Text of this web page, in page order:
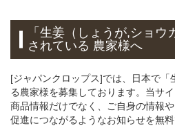
「生姜（しょうが,ショウ
されている 農家様へ
[ジャパンクロップス]では、日本で
る農家様を募集しております。当サ
商品情報だけでなく、ご自身の情報
促進につながるようなお知らせを無